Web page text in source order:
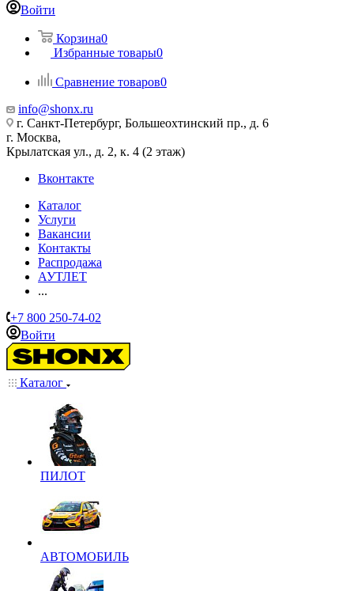
Войти
Корзина0
Избранные товары0
Сравнение товаров0
info@shonx.ru
г. Санкт-Петербург, Большеохтинский пр., д. 6
г. Москва,
Крылатская ул., д. 2, к. 4 (2 этаж)
Вконтакте
Каталог
Услуги
Вакансии
Контакты
Распродажа
АУТЛЕТ
...
+7 800 250-74-02
Войти
Каталог
ПИЛОТ
АВТОМОБИЛЬ